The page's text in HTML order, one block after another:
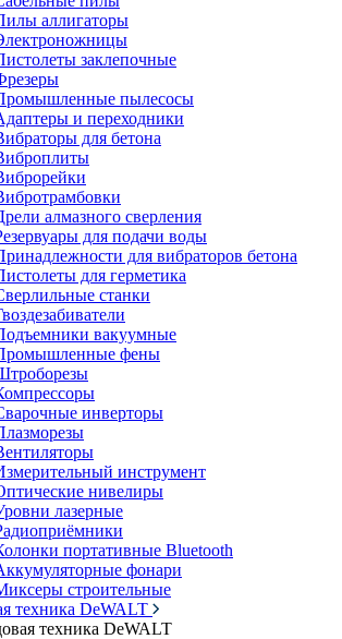
аллигаторы
заклепочные
пылесосы
и переходники
для бетона
алмазного сверления
для подачи воды
для вибраторов бетона
для герметика
станки
вакуумные
фены
инверторы
инструмент
нивелиры
лазерные
портативные Bluetooth
фонари
строительные
техника DeWALT
техника DeWALT